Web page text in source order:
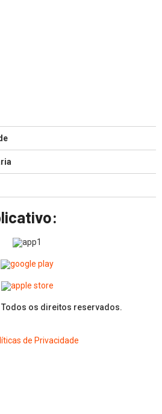
Todos os direitos reservados.
de Privacidade